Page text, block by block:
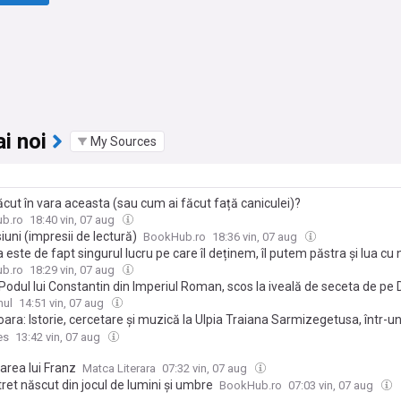
noi My Sources
în vara aceasta (sau cum ai făcut față caniculei)?
18:40 vin, 07 aug
(impresii de lectură) BookHub.ro 18:36 vin, 07 aug
este de fapt singurul lucru pe care îl deținem, îl putem păstra și lua cu
Kübler-Ross și David Kessler
18:29 vin, 07 aug
lui Constantin din Imperiul Roman, scos la iveală de seceta de pe
14:51 vin, 07 aug
Istorie, cercetare și muzică la Ulpia Traiana Sarmizegetusa, într-un
dedicat patrimoniului roman (GALERIE FOTO)
13:42 vin, 07 aug
lui Franz Matca Literara 07:32 vin, 07 aug
născut din jocul de lumini și umbre BookHub.ro 07:03 vin, 07 aug